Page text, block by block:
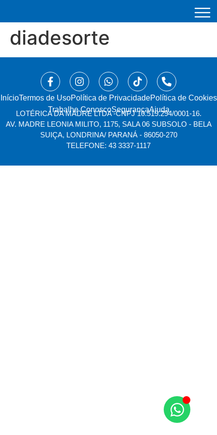
diadesorte
Início⁠Termos de UsoPolítica de PrivacidadePolítica de Cookies
Trabalhe ConoscoSegurançaAjuda
LOTÉRICA DA MADRE LTDA -CNPJ 10.519.294/0001-16.
AV. MADRE LEONIA MILITO, 1175, SALA 06 SUBSOLO - BELA
SUIÇA, LONDRINA/ PARANÁ - 86050-270
TELEFONE: 43 3337-1117